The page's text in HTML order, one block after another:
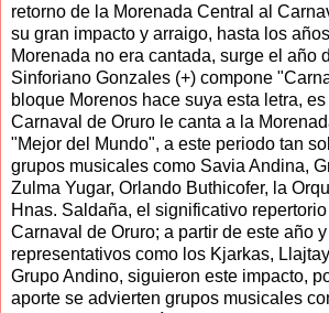
retorno de la Morenada Central al
su gran impacto y arraigo, hasta los
Morenada no era cantada, surge el año
Sinforiano Gonzales (+) compone
bloque Morenos hace suya esta letra,
Carnaval de Oruro le canta a la
"Mejor del Mundo", a este periodo tan
grupos musicales como Savia Andina,
Zulma Yugar, Orlando Buthicofer, la
Hnas. Saldaña, el significativo
Carnaval de Oruro; a partir de este año
representativos como los Kjarkas,
Grupo Andino, siguieron este impacto,
aporte se advierten grupos musicales